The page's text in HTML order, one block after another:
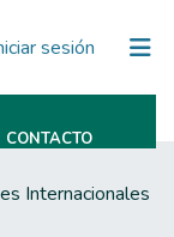
sesión (current)
CONTACTO
Internacionales